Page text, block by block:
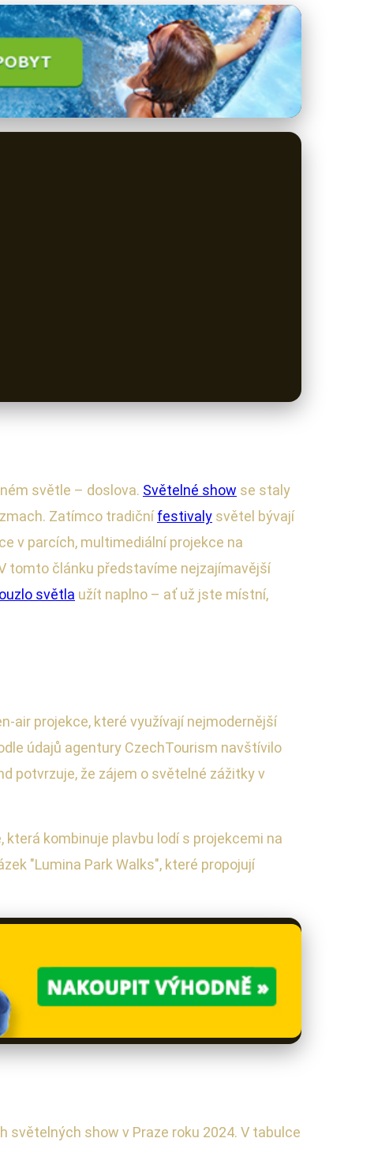
a Novinky
světle – doslova. Světelné show se staly
Zatímco tradičnífestivaly světel bývají
v parcích, multimediální projekce na
tomto článku představíme nejzajímavější
světla užít naplno – ať už jste místní,
air projekce, které využívají nejmodernější
údajů agentury CzechTourism navštívilo
potvrzuje, že zájem o světelné zážitky v
kombinuje plavbu lodí s projekcemi na
"Lumina Park Walks", které propojují
show v Praze roku 2024. V tabulce